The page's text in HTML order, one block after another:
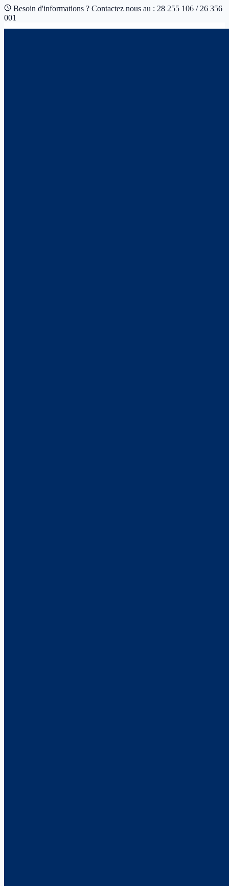
Besoin d'informations ? Contactez nous au : 28 255 106 / 26 356
001